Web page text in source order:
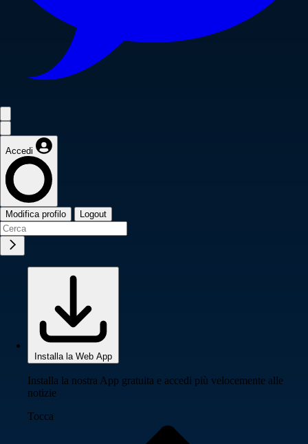
Accedi
Modifica profilo Logout
Installa la Web App
Installa la nostra App gratuita e accedi più velocemente alle
notizie
Tocca